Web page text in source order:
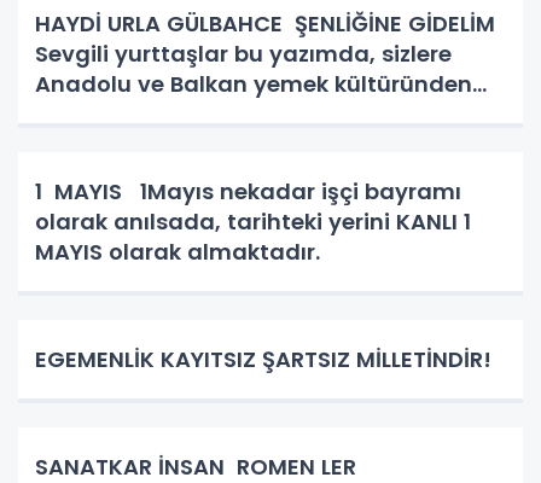
HAYDİ URLA GÜLBAHCE ŞENLİĞİNE GİDELİM
Sevgili yurttaşlar bu yazımda, sizlere
Anadolu ve Balkan yemek kültüründen
1 MAYIS 1Mayıs nekadar işçi bayramı
olarak anılsada, tarihteki yerini KANLI 1
MAYIS olarak almaktadır.
EGEMENLİK KAYITSIZ ŞARTSIZ MİLLETİNDİR!
SANATKAR İNSAN ROMEN LER